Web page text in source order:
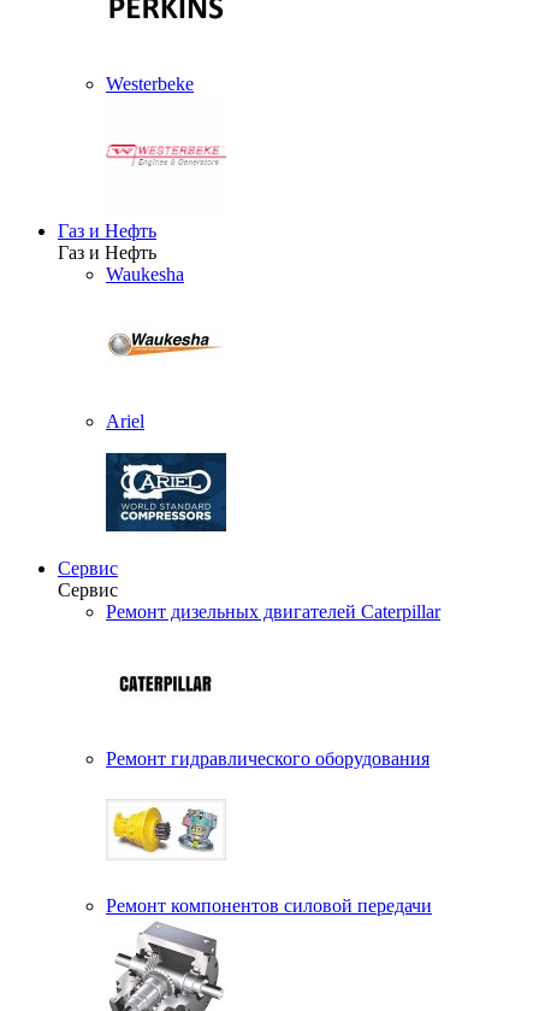
Westerbeke
Газ и Нефть
Газ и Нефть
Waukesha
Ariel
Сервис
Сервис
Ремонт дизельных двигателей Caterpillar
Ремонт гидравлического оборудования
Ремонт компонентов силовой передачи